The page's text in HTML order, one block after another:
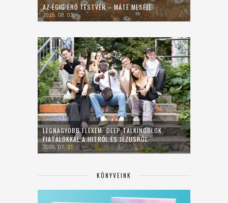
AZ ÉGIG ÉRŐ TESTVÉR – MÁTÉ MESÉJE
2026. 08. 01.
LEGNAGYOBB FLEXEM: DEEP TALKINGOLOK
FIATALOKKAL A HITRŐL ÉS JÉZUSRÓL
2026. 07. 31.
KÖNYVEINK